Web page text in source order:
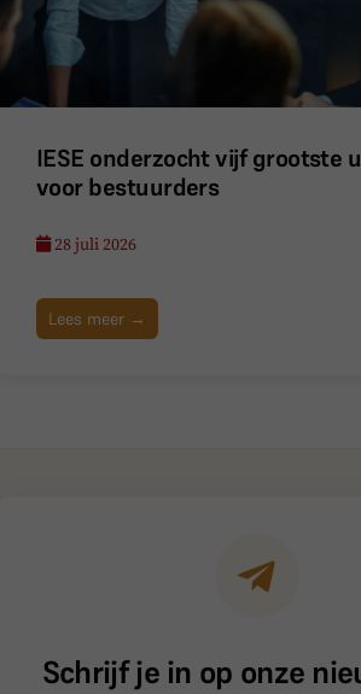
IESE onderzocht vijf grootste
voor bestuurders
28 juli 2026
Lees meer →
Schrijf je in op onze